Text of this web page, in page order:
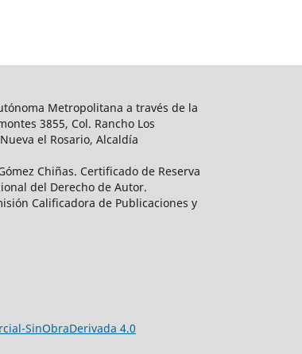
Metropolitana a través de la
3855, Col. Rancho Los
el Rosario, Alcaldía
Chiñas. Certificado de Reserva
del Derecho de Autor.
Calificadora de Publicaciones y
SinObraDerivada 4.0